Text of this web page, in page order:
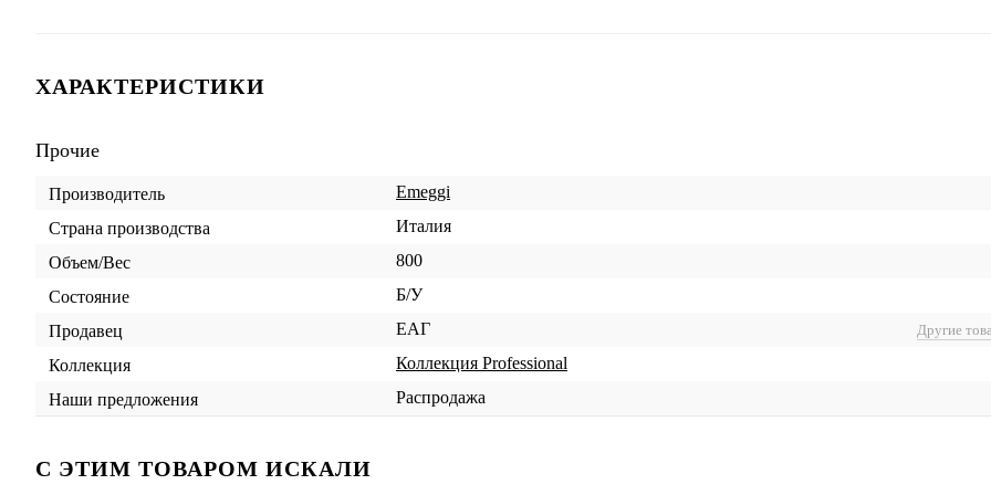
ХАРАКТЕРИСТИКИ
Прочие
Производитель
Emeggi
Страна производства
Италия
Объем/Вес
800
Состояние
Б/У
Продавец
ЕАГ Другие
Коллекция
Коллекция Professional
Наши предложения
Распродажа
C ЭТИМ ТОВАРОМ ИСКАЛИ